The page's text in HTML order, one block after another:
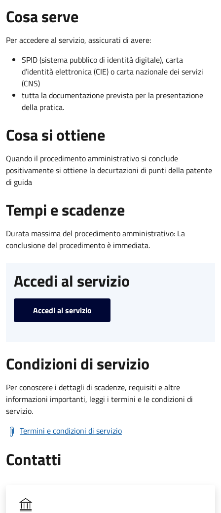
Cosa serve
Per accedere al servizio, assicurati di avere:
SPID (sistema pubblico di identità digitale), carta
d’identità elettronica (CIE) o carta nazionale dei servizi
(CNS)
tutta la documentazione prevista per la presentazione
della pratica.
Cosa si ottiene
Quando il procedimento amministrativo si conclude
positivamente si ottiene la decurtazioni di punti della patente
di guida
Tempi e scadenze
Durata massima del procedimento amministrativo: La
conclusione del procedimento è immediata.
Accedi al servizio
Accedi al servizio
Condizioni di servizio
Per conoscere i dettagli di scadenze, requisiti e altre
informazioni importanti, leggi i termini e le condizioni di
servizio.
Termini e condizioni di servizio
Contatti